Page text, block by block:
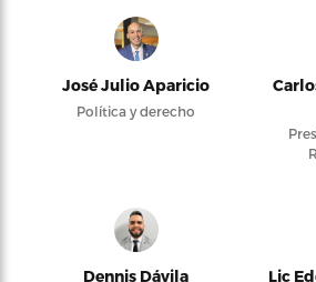
José Julio Aparicio
Política y derecho
Dennis Dávila Lic